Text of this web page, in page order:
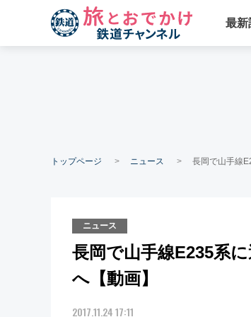
最新
トップページ ニュース 長岡で山手線
ニュース
長岡で山手線E235系
へ【動画】
2017.11.24 17:11